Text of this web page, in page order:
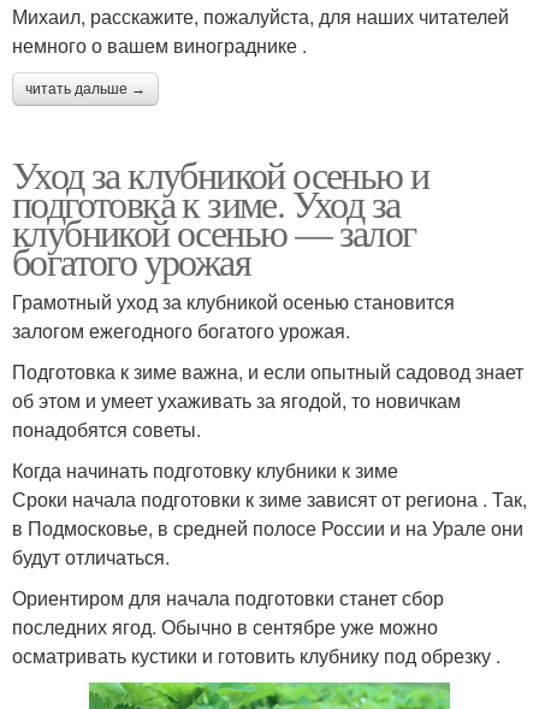
Михаил, расскажите, пожалуйста, для наших читателей
немного о вашем винограднике .
читать дальше →
Уход за клубникой осенью и
подготовка к зиме. Уход за
клубникой осенью — залог
богатого урожая
Грамотный уход за клубникой осенью становится
залогом ежегодного богатого урожая.
Подготовка к зиме важна, и если опытный садовод знает
об этом и умеет ухаживать за ягодой, то новичкам
понадобятся советы.
Когда начинать подготовку клубники к зиме
Сроки начала подготовки к зиме зависят от региона . Так,
в Подмосковье, в средней полосе России и на Урале они
будут отличаться.
Ориентиром для начала подготовки станет сбор
последних ягод. Обычно в сентябре уже можно
осматривать кустики и готовить клубнику под обрезку .